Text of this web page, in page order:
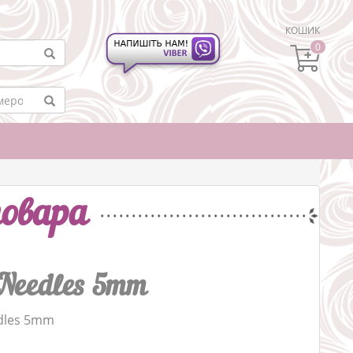
КОШИК
0
5mm
5mm